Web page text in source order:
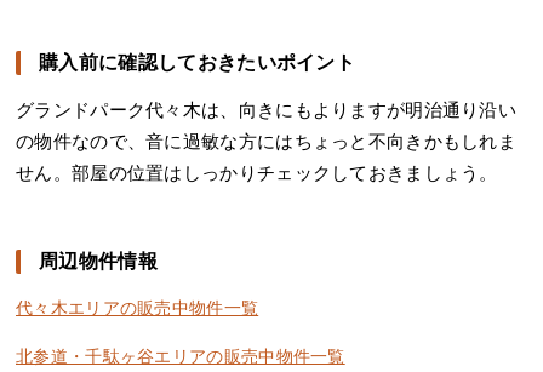
購入前に確認しておきたいポイント
グランドパーク代々木は、向きにもよりますが明治通り沿い
の物件なので、音に過敏な方にはちょっと不向きかもしれま
せん。部屋の位置はしっかりチェックしておきましょう。
周辺物件情報
代々木エリアの販売中物件一覧
北参道・千駄ヶ谷エリアの販売中物件一覧